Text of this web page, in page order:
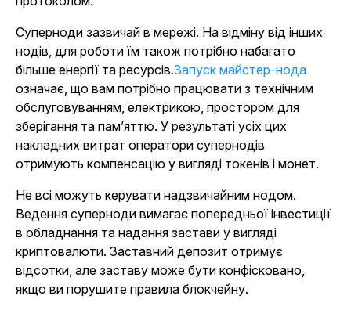
Суперноди зазвичай в мережі. На відміну від інших
нодів, для роботи їм також потрібно набагато
більше енергії та ресурсів.Запуск майстер-нода
означає, що вам потрібно працювати з технічним
обслуговуванням, електрикою, простором для
зберігання та пам’яттю. У результаті усіх цих
накладних витрат оператори супернодів
отримують компенсацію у вигляді токенів і монет.
Не всі можуть керувати надзвичайним нодом.
Ведення суперноди вимагає попередньої інвестиції
в обладнання та надання застави у вигляді
криптовалюти. Заставний депозит отримує
відсотки, але заставу може бути конфісковано,
якщо ви порушите правила блокчейну.